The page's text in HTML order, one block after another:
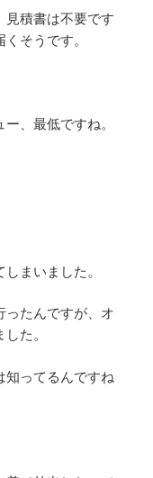
見積書は不要です
そうです。
、最低ですね。
まいました。
ったんですが、オ
た。
知ってるんですね